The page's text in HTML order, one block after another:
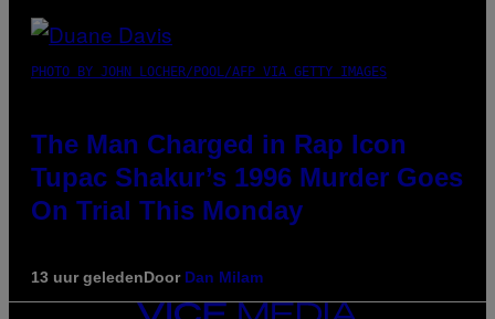
PHOTO BY JOHN LOCHER/POOL/AFP VIA GETTY IMAGES
The Man Charged in Rap Icon
Tupac Shakur’s 1996 Murder Goes
On Trial This Monday
13 uur geledenDoor Dan Milam
VICE